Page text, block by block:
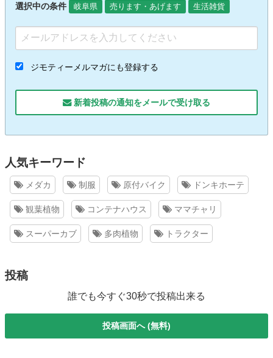
選択中の条件 岐阜県 売ります・あげます 生活雑貨
ジモティーメルマガにも登録する
新着投稿の通知をメールで受け取る
人気キーワード
メダカ 制服 原付バイク ドンキホーテ
観葉植物 コンテナハウス ママチャリ
スーパーカブ 多肉植物 トラクター
投稿
誰でも今すぐ30秒で投稿出来る
投稿画面へ (無料)